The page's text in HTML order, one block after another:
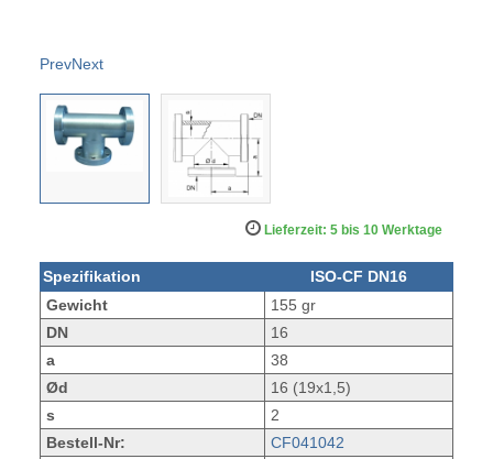
PrevNext
Lieferzeit: 5 bis 10 Werktage
Spezifikation
ISO-CF DN16
Gewicht
155 gr
DN
16
a
38
Ød
16 (19x1,5)
s
2
Bestell-Nr:
CF041042